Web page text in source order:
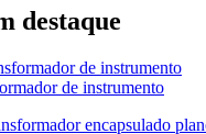
destaque
de instrumento